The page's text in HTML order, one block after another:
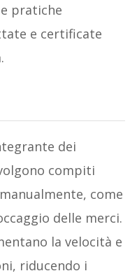
pratiche
e certificate
dei
compiti
come
delle merci.
la velocità e
riducendo i